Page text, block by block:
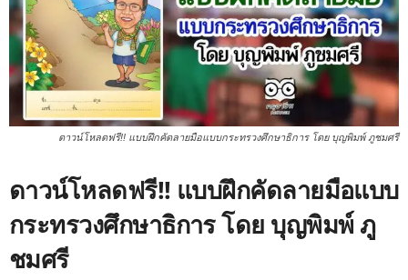
ดาวน์โหลดฟรี!! แบบฝึกคัดลายมือแบบกระทรวงศึกษาธิการ โดย บุญพิมพ์ ภูชมศรี
ดาวน์โหลดฟรี!! แบบฝึกคัดลายมือแบบ
กระทรวงศึกษาธิการ โดย บุญพิมพ์ ภู
ชมศรี